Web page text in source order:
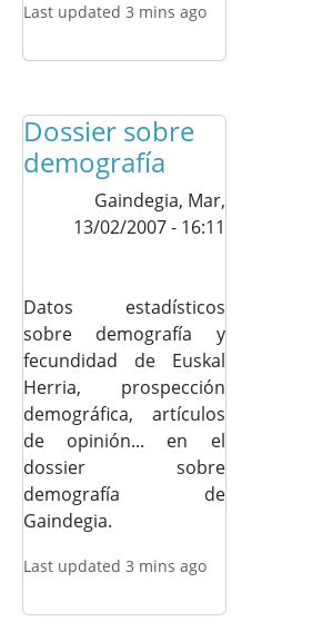
Last updated 3 mins ago
Dossier sobre
demografía
Gaindegia, Mar,
13/02/2007 - 16:11
Datos estadísticos
sobre demografía y
fecundidad de Euskal
Herria, prospección
demográfica, artículos
de opinión... en el
dossier sobre
demografía de
Gaindegia.
Last updated 3 mins ago